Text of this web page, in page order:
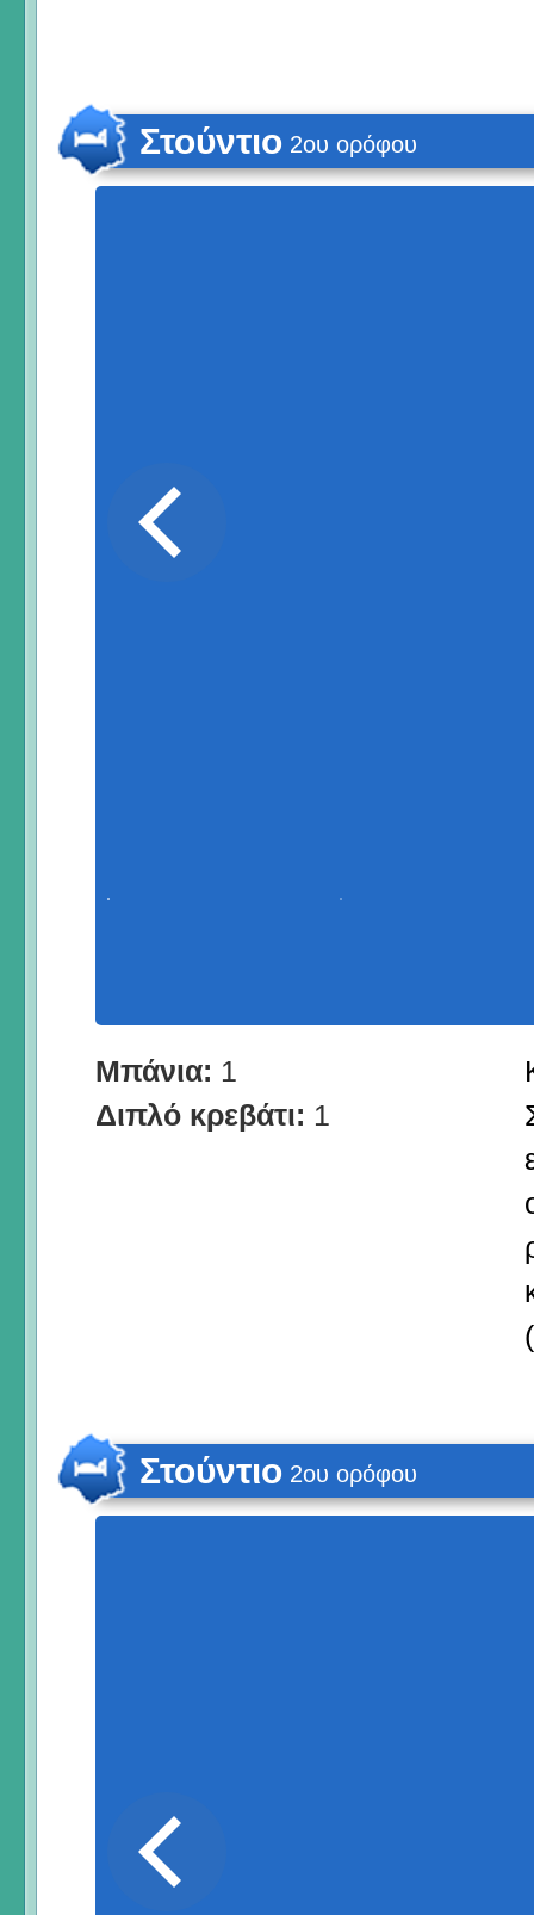
Στούντιο 2ου ορόφου
Μπάνια: 1
Διπλό κρεβάτι: 1
Στούντιο 2ου ορόφου